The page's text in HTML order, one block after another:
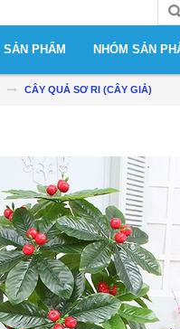
SẢN PHẨM NHÓM SẢN
CÂY QUẢ SƠ RI (CÂY GIẢ)